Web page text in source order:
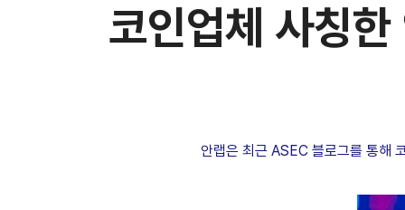
코인업체 사칭
안랩은 최근 ASEC 블로그를 통해